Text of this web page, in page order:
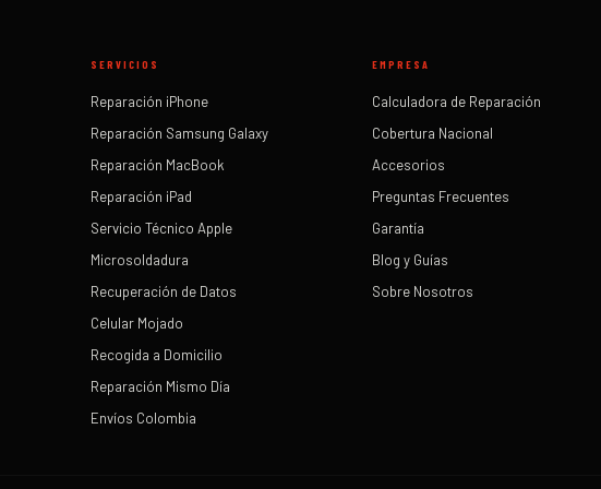
SERVICIOS
Reparación iPhone
Reparación Samsung Galaxy
Reparación MacBook
Reparación iPad
Servicio Técnico Apple
Microsoldadura
Recuperación de Datos
Celular Mojado
Recogida a Domicilio
Reparación Mismo Día
Envíos Colombia
EMPRESA
Calculadora de Reparación
Cobertura Nacional
Accesorios
Preguntas Frecuentes
Garantía
Blog y Guías
Sobre Nosotros